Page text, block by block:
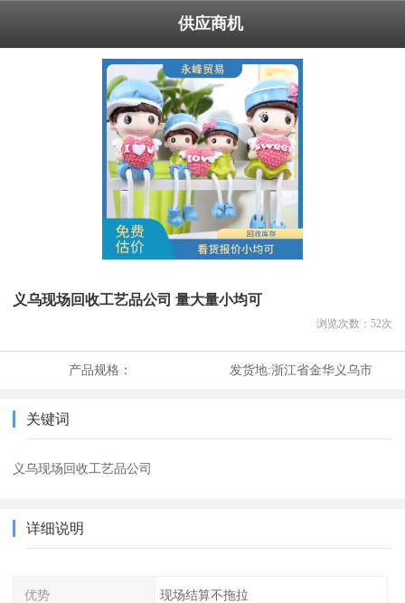
供应商机
义乌现场回收工艺品公司 量大量小均可
浏览次数： 52次
产品规格： 发货地:浙江省金华义乌市
关键词
义乌现场回收工艺品公司
详细说明
优势 现场结算不拖拉